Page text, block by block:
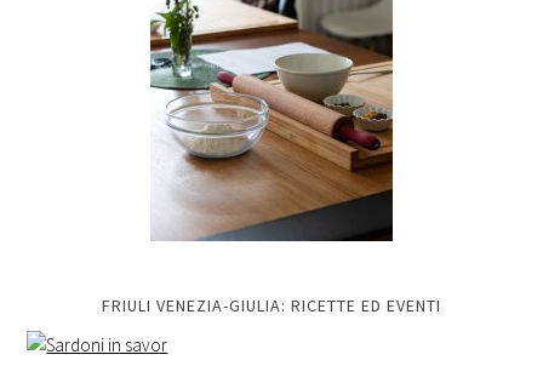
FRIULI VENEZIA-GIULIA: RICETTE ED EVENTI